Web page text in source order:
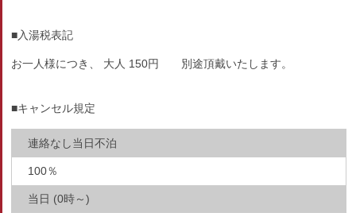
■入湯税表記
お一人様につき、 大人 150円 別途頂戴いたします。
■キャンセル規定
連絡なし当日不泊
100％
当日 (0時～)